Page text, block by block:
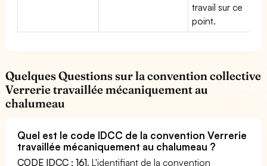
travail sur ce
point.
Quelques Questions sur la convention collective
Verrerie travaillée mécaniquement au
chalumeau
Quel est le code IDCC de la convention Verrerie
travaillée mécaniquement au chalumeau ?
CODE IDCC : 161. L'identifiant de la convention